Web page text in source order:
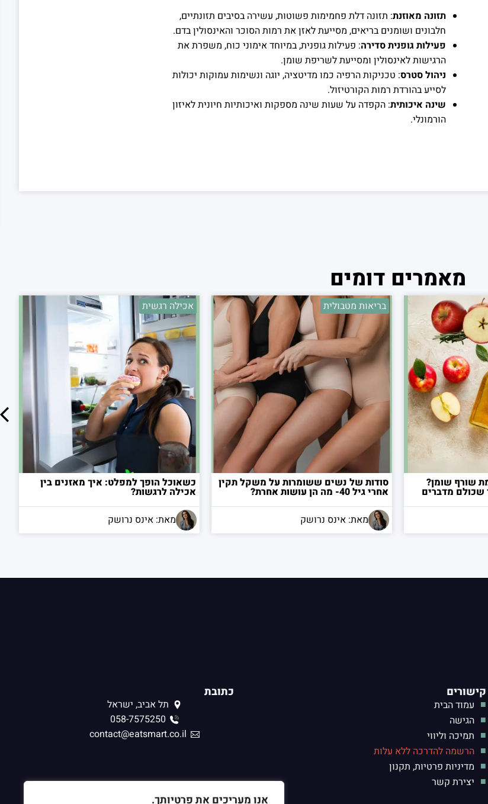
אנו מעריכים את פרטיותך.
תזונה מאוזנת: תזונה דלת פחמימות פשוטות, עשירה בסיבים תזונתיים,
חלבונים ושומנים בריאים, מסייעת לאזן את רמות הסוכר והאינסולין בדם.
פעילות גופנית סדירה: פעילות גופנית, במיוחד אימוני כוח, משפרת את
הרגישות לאינסולין ומסייעת לשריפת שומן.
ניהול סטרס: טכניקות הרפיה כמו מדיטציה, יוגה ונשימות עמוקות יכולות
לסייע בהורדת רמות הקורטיזול.
שינה איכותית: הקפדה על שעות שינה מספקות ואיכותיות חיונית לאיזון
הורמונלי.
מאמרים דומים
שורף שומן?
מדברים
בריאות מטבולית
סודות של נשים ששומרות על משקל תקין
אחרי גיל 40- מה הן עושות אחרת?
מאת: אינס נרושק
אכילה רגשית
כשאוכל הופך למפלט: איך מאזנים בין
אכילה לרגשות?
מאת: אינס נרושק
קישורים
עמוד הבית
הגישה
תמיכה וליווי
הרשמה להדרכה ללא עלות
מדיניות פרטיות, תקנון
יצירת קשר
כתובת
תל אביב, ישראל
058-7575250
contact@eatsmart.co.il